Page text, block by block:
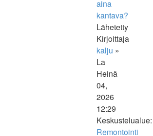
aina
kantava?
Lähetetty
Kirjoittaja
kalju »
La
Heinä
04,
2026
12:29
Keskustelualue:
Remontointi